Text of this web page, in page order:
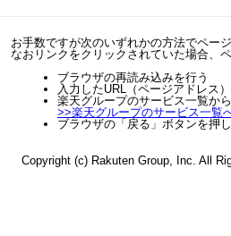
お手数ですが次のいずれかの方法でペー
なおリンクをクリックされていた場合、
ブラウザの再読み込みを行う
入力したURL（ページアドレス
楽天グループのサービス一覧か
>>楽天グループのサービス一覧
ブラウザの「戻る」ボタンを押
Copyright (c) Rakuten Group, Inc. All